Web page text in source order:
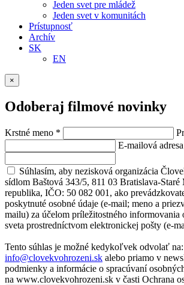
Jeden svet pre mládež
Jeden svet v komunitách
Prístupnosť
Archív
SK
EN
×
Odoberaj filmové novinky
Krstné meno *
E-mailová adresa
Súhlasím, aby nezisková organizácia
sídlom Baštová 343/5, 811 03 Bratislava-Staré
republika, IČO: 50 082 001, ako
poskytnuté osobné údaje (e-mail; meno a
mailu) za účelom príležitostného informovania
sveta prostredníctvom elektronickej pošty (e-
Tento súhlas je možné kedykoľvek odvolať na:
info@clovekvohrozeni.sk alebo priamo v
podmienky a informácie o spracúvaní
na www.clovekvohrozeni.sk v časti Ochrana